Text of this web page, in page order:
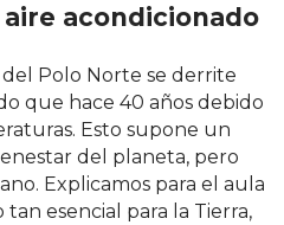
acondicionado
Polo Norte se derrite
que hace 40 años debido
Esto supone un
del planeta, pero
Explicamos para el aula
esencial para la Tierra,